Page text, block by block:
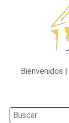
Bienvenidos |